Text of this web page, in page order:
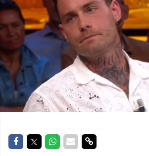
Delen op Facebook
Delen op Twitter
Delen op Whatsapp
Delen via Mail
Delen via link